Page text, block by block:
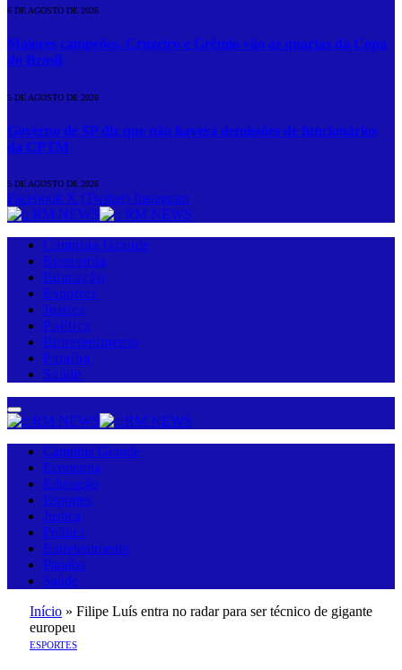
6 DE AGOSTO DE 2026
Maiores campeões, Cruzeiro e Grêmio vão às quartas da Copa
do Brasil
5 DE AGOSTO DE 2026
Governo de SP diz que não haverá demissões de funcionários
da CPTM
5 DE AGOSTO DE 2026
Facebook X (Twitter) Instagram
Campina Grande
Economia
Educação
Esportes
Justiça
Política
Entretenimento
Paraíba
Saúde
Campina Grande
Economia
Educação
Esportes
Justiça
Política
Entretenimento
Paraíba
Saúde
Início » Filipe Luís entra no radar para ser técnico de gigante
europeu
ESPORTES